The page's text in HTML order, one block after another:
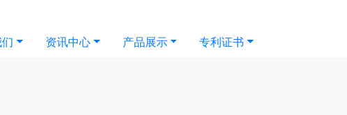
资讯中心 产品展示 专利证书